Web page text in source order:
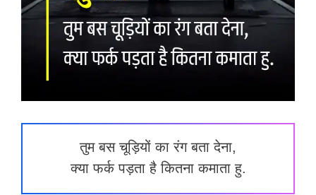
तुम बस चूड़ियों का रंग बता देना,
क्या फर्क पड़ता है कितना कमाता हु.